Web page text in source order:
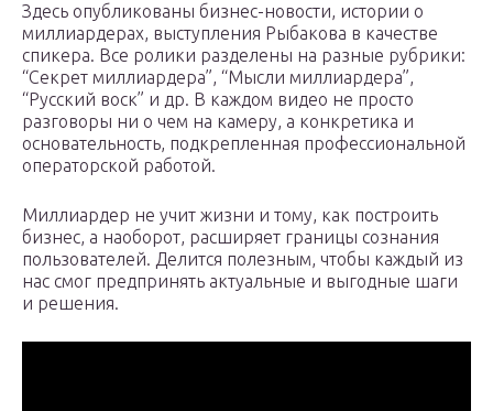
Здесь опубликованы бизнес-новости, истории о
миллиардерах, выступления Рыбакова в качестве
спикера. Все ролики разделены на разные рубрики:
“Секрет миллиардера”, “Мысли миллиардера”,
“Русский воск” и др. В каждом видео не просто
разговоры ни о чем на камеру, а конкретика и
основательность, подкрепленная профессиональной
операторской работой.
Миллиардер не учит жизни и тому, как построить
бизнес, а наоборот, расширяет границы сознания
пользователей. Делится полезным, чтобы каждый из
нас смог предпринять актуальные и выгодные шаги
и решения.